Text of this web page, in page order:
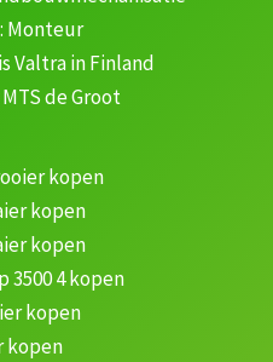
Monteur
Valtra in Finland
de Groot
kopen
kopen
kopen
3500 4 kopen
kopen
kopen